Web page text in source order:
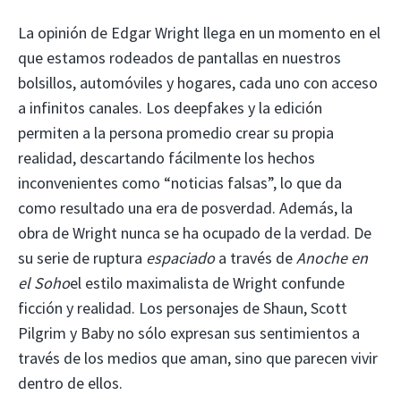
La opinión de Edgar Wright llega en un momento en el
que estamos rodeados de pantallas en nuestros
bolsillos, automóviles y hogares, cada uno con acceso
a infinitos canales. Los deepfakes y la edición
permiten a la persona promedio crear su propia
realidad, descartando fácilmente los hechos
inconvenientes como “noticias falsas”, lo que da
como resultado una era de posverdad. Además, la
obra de Wright nunca se ha ocupado de la verdad. De
su serie de ruptura espaciadoa través deAnoche en
el Sohoel estilo maximalista de Wright confunde
ficción y realidad. Los personajes de Shaun, Scott
Pilgrim y Baby no sólo expresan sus sentimientos a
través de los medios que aman, sino que parecen vivir
dentro de ellos.